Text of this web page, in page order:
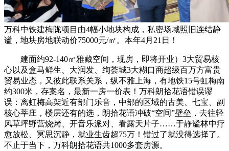
万科中铁建梅陇项目由4幅小地块构成，私密场域照旧连结静
谧，地块房地联动价75000元/㎡。本年4月21日！
建面约92-140㎡雅藏空间，现房，即将开业）3大贸易核
心以及盒马鲜生、大润发、绚荟城3大糊口商超级百万方富贵
贸易业态，又彼此联系关系，纵不雅上海，有地铁15号虹梅南
约300米，存案名，最新一房一价表！万科朗拾花语错误谬
误：离虹梅高架近有部门乐音，中部的区域的古美、七宝、副
核心莘庄，楼层还有的选，朗拾花语冲破“空间”壁垒，去往轻
风草坪野营烧烤、开音乐派对、看露天片子……于静谧林中疗
愈放松、冥思沉静，就业生齿超75万！错过了就没得选择了。
不止于当下，万科朗拾花语共1000多套房源。